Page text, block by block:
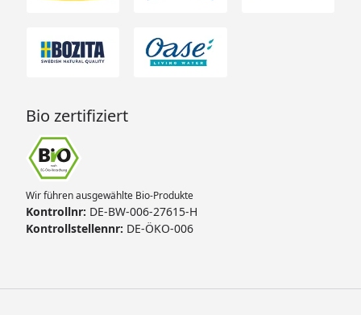
Bio zertifiziert
Wir führen ausgewählte Bio-Produkte
Kontrollnr: DE-BW-006-27615-H
Kontrollstellennr: DE-ÖKO-006